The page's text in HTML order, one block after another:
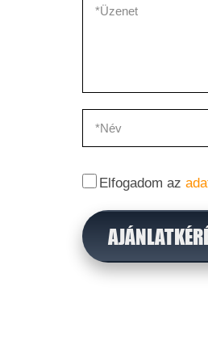
Elfogadom az